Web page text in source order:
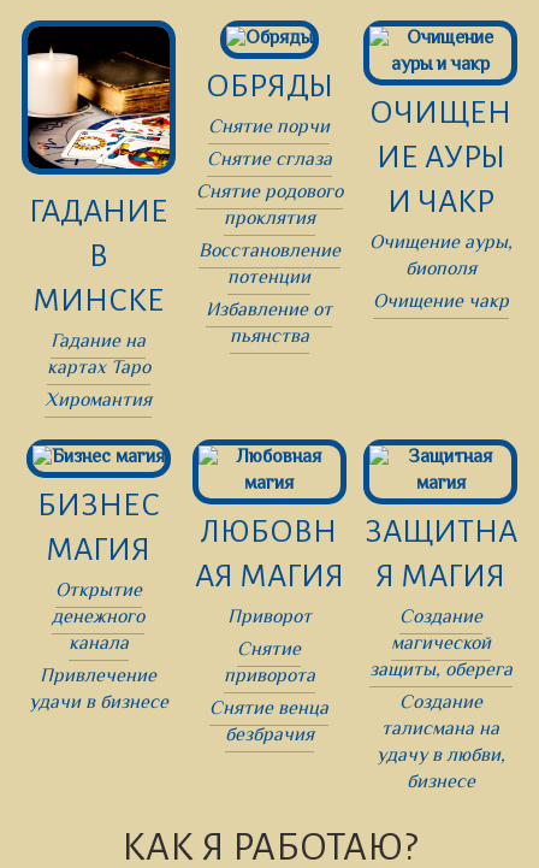
ГАДАНИЕ
В
МИНСКЕ
Гадание на
картах Таро
Хиромантия
ОБРЯДЫ
Снятие порчи
Снятие сглаза
Снятие родового
проклятия
Восстановление
потенции
Избавление от
пьянства
ОЧИЩЕН
ИЕ АУРЫ
И ЧАКР
Очищение ауры,
биополя
Очищение чакр
БИЗНЕС
МАГИЯ
Открытие
денежного
канала
Привлечение
удачи в бизнесе
ЛЮБОВН
АЯ МАГИЯ
Приворот
Снятие
приворота
Снятие венца
безбрачия
ЗАЩИТНА
Я МАГИЯ
Создание
магической
защиты, оберега
Создание
талисмана на
удачу в любви,
бизнесе
КАК Я РАБОТАЮ?